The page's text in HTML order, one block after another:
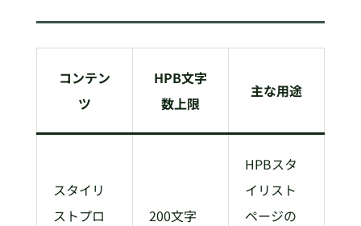
コンテン
ツ
HPB文字
数上限
主な用途
スタイリ
ストプロ
200文字
HPBスタ
イリスト
ページの